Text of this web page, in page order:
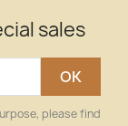
sales
please find